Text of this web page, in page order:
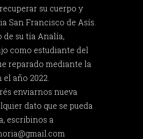
su cuerpo y
San Francisco de Asís.
de su tía Analía,
como estudiante del
reparado mediante la
año 2022.
enviarnos nueva
dato que se pueda
escribinos a